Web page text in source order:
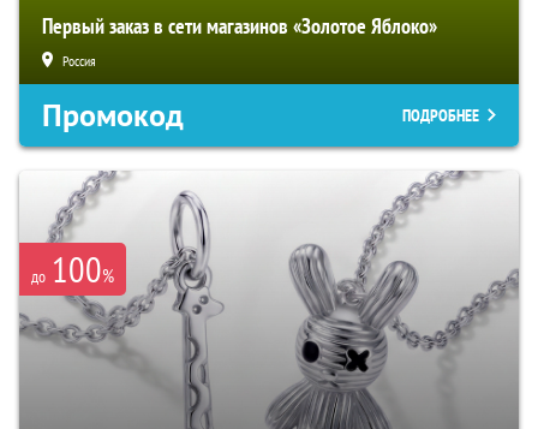
Первый заказ в сети магазинов «Золотое Яблоко»
Россия
Промокод ПОДРОБНЕЕ
до 100%